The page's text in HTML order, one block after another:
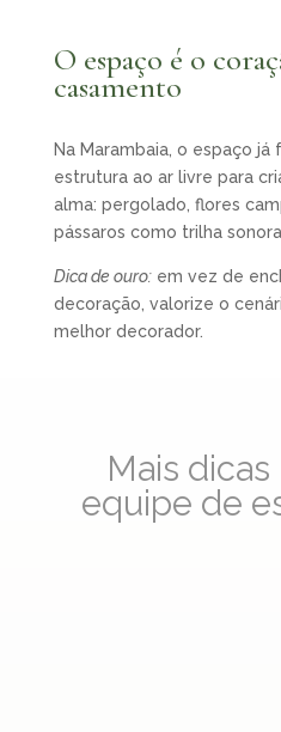
O espaço é o
casamento
Na Marambaia, o espaço
estrutura ao ar livre para
alma: pergolado, flores
pássaros como trilha sonora.
Dica de ouro:em vez de
decoração, valorize o
melhor decorador.
Mais
equipe de